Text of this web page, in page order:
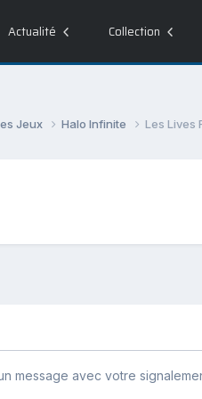
Actualité Collection
Jeux Halo Infinite Les Lives
message avec votre